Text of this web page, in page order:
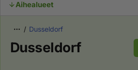
Aihealueet
Dusseldorf
Dusseldorf